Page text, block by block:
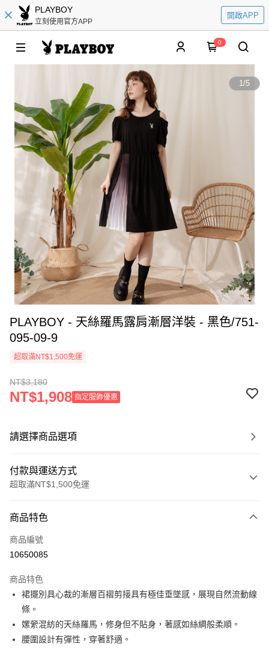
PLAYBOY
立刻使用官方APP
開啟APP
0
1/5
PLAYBOY - 天絲羅馬露肩漸層洋裝 - 黑色/751-
095-09-9
超取滿NT$1,500免運
NT$3,180
NT$1,908 指定服飾優惠
請選擇商品選項
付款與運送方式
超取滿NT$1,500免運
信用卡一次付款
超商取貨付款
Apple Pay
街口支付
悠遊付
商品特色
商品編號
10650085
商品特色
裙擺別具心裁的漸層百褶剪接具有極佳垂墜感，展現自然流動線
條。
嫘縈混紡的天絲羅馬，修身但不貼身，著感如絲綢般柔順。
腰圍設計有彈性，穿著舒適。